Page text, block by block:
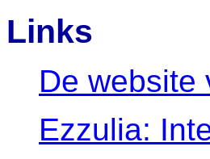
Links
De website
Ezzulia: